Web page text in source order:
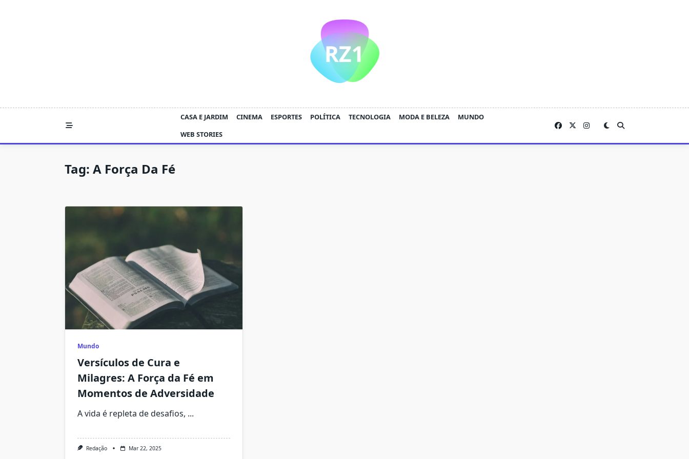
CASA E JARDIM CINEMA ESPORTES POLÍTICA TECNOLOGIA MODA E BELEZA
MUNDO
WEB STORIES
Tag: A Força Da Fé
Mundo
Versículos de Cura e
Milagres: A Força da Fé em
Momentos de Adversidade
A vida é repleta de desafios, ...
Redação Mar 22, 2025